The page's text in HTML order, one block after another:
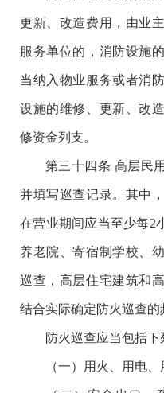
更新、改造费用，由业
服务单位的，消防设施
当纳入物业服务或者消
设施的维修、更新、改
修资金列支。
第三十四条 高层民
并填写巡查记录。其中
在营业期间应当至少每2
养老院、寄宿制学校、
巡查，高层住宅建筑和
结合实际确定防火巡查的
防火巡查应当包括下
（一）用火、用电